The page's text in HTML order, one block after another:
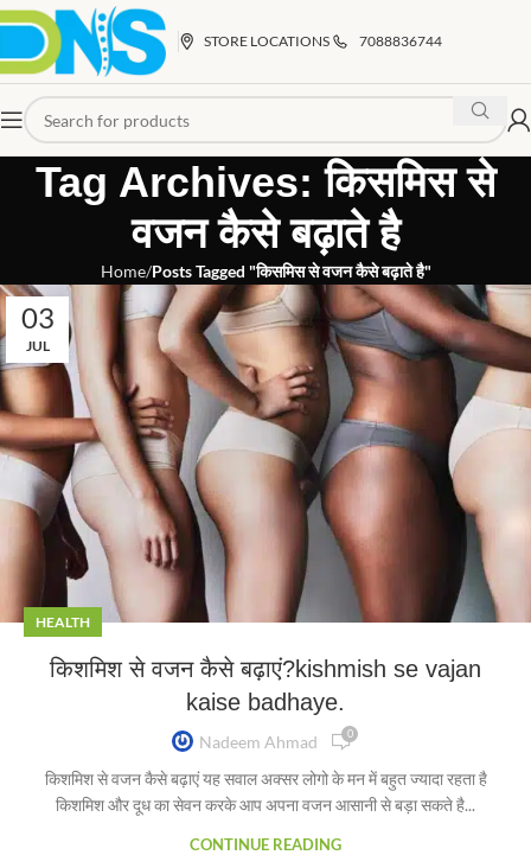
STORE LOCATIONS 7088836744
Tag Archives: किसमिस से
वजन कैसे बढ़ाते है
Home Posts Tagged "किसमिस से वजन कैसे बढ़ाते है"
03
JUL
HEALTH
किशमिश से वजन कैसे बढ़ाएं?kishmish se vajan
kaise badhaye.
Nadeem Ahmad 0
किशमिश से वजन कैसे बढ़ाएं यह सवाल अक्सर लोगो के मन में बहुत ज्यादा रहता है
किशमिश और दूध का सेवन करके आप अपना वजन आसानी से बड़ा सकते है...
CONTINUE READING